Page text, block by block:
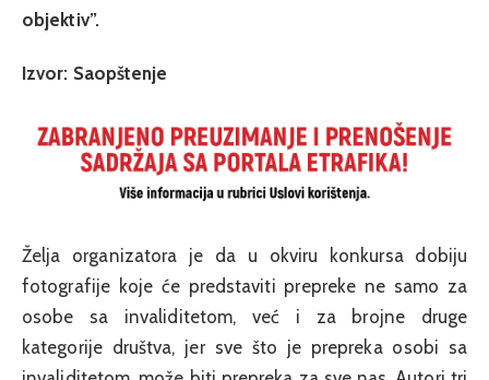
objektiv”.
Izvor: Saopštenje
Želja organizatora je da u okviru konkursa dobiju
fotografije koje će predstaviti prepreke ne samo za
osobe sa invaliditetom, već i za brojne druge
kategorije društva, jer sve što je prepreka osobi sa